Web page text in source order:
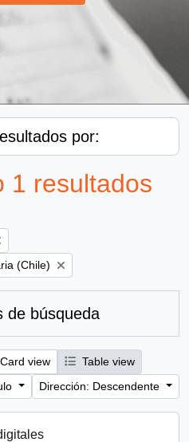
por:
1 resultados
(Chile)
de búsqueda
Card view
Table view
Dirección: Descendente